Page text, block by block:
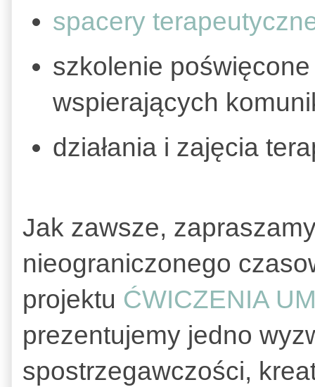
spacery
szkolenie
wspierających
działania i zajęcia
Jak zawsze,
nieograniczonego
projektu ĆWICZENIA
prezentujemy jedno
spostrzegawczości,